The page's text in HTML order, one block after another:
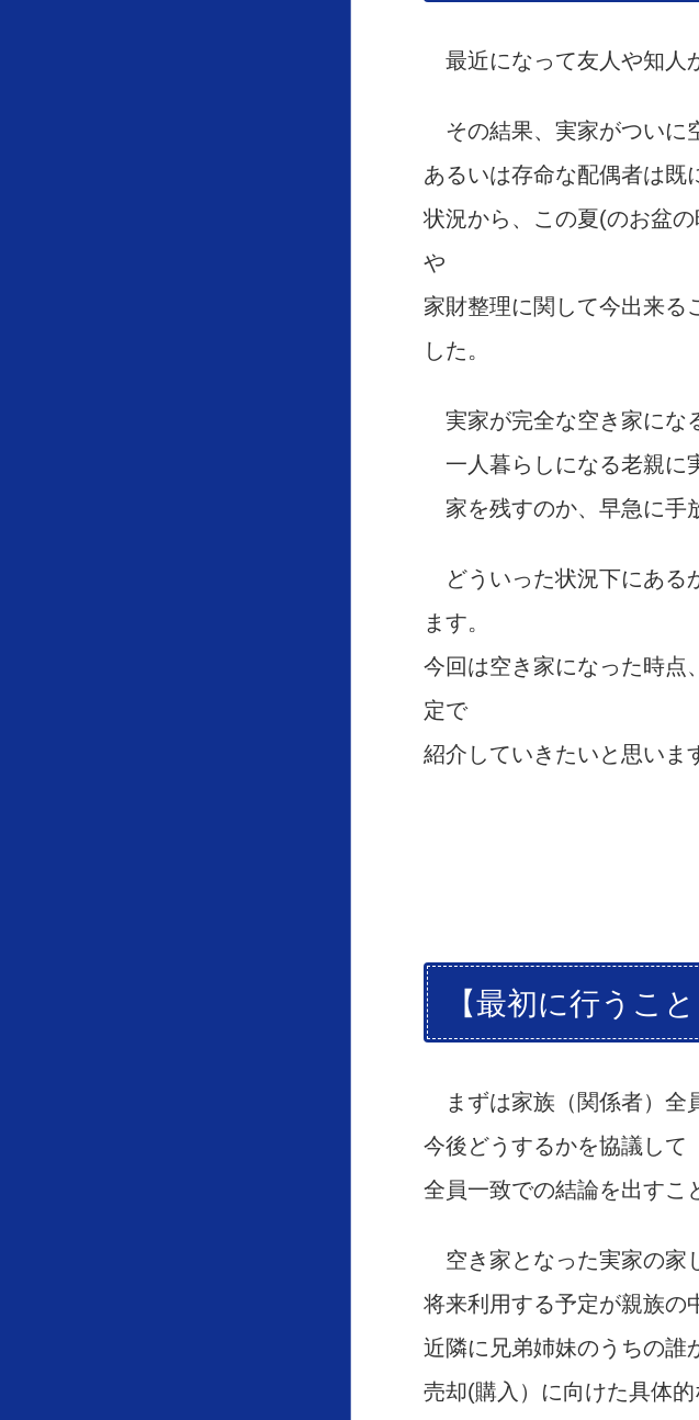
最近になって友人や知人
その結果、実家がついに
あるいは存命な配偶者は既
状況から、この夏(のお盆
や
家財整理に関して今出来る
した。
実家が完全な空き家にな
一人暮らしになる老親に
家を残すのか、早急に手
どういった状況下にある
ます。
今回は空き家になった時点
定で
紹介していきたいと思いま
【最初に行うこと
まずは家族（関係者）全
今後どうするかを協議して
全員一致での結論を出すこ
空き家となった実家の家
将来利用する予定が親族の
近隣に兄弟姉妹のうちの誰
売却(購入）に向けた具体的